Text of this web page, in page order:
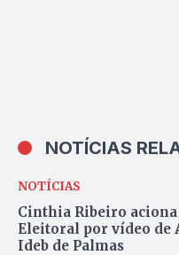
NOTÍCIAS
NOTÍCIAS
Cinthia Ribeiro aciona
Eleitoral por vídeo de
Ideb de Palmas